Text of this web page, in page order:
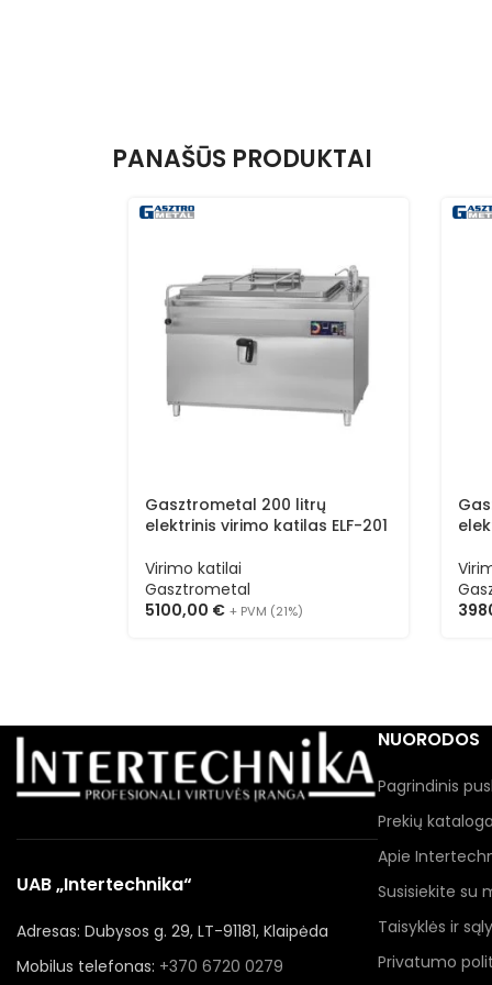
PANAŠŪS PRODUKTAI
Gasztrometal 200 litrų
elektrinis virimo katilas ELF-201
Virimo katilai
Gasztrometal
5100,00 € + PVM (21%)
UAB „Intertechnika“
Adresas: Dubysos g. 29, LT-91181, Klaipėda
Mobilus telefonas: +370 6720 0279
NUORODOS
Pagrindinis
Prekių
Apie
Susisiekite su
Taisyklės ir
Privatumo